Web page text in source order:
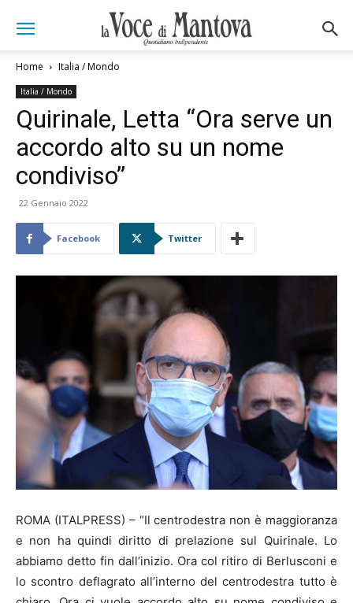
Home Italia / Mondo
Italia / Mondo
Quirinale, Letta “Ora serve un
accordo alto su un nome
condiviso”
22 Gennaio 2022
Facebook Twitter
ROMA (ITALPRESS) – “Il centrodestra non è maggioranza
e non ha quindi diritto di prelazione sul Quirinale. Lo
abbiamo detto fin dall’inizio. Ora col ritiro di Berlusconi e
lo scontro deflagrato all’interno del centrodestra tutto è